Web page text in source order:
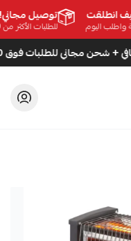
انطلقت
اليوم
توصيل مجاني!
للطلبات الأكثر من 200 ريال!